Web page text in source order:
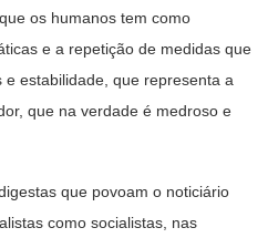
os humanos tem como
e a repetição de medidas que
estabilidade, que representa a
que na verdade é medroso e
que povoam o noticiário
como socialistas, nas